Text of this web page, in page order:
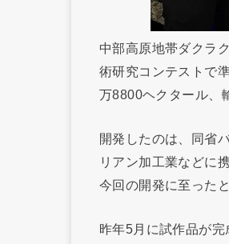
中部高原地帯ダクラ
術研究コンテストで
万8800ヘクタール、
開発したのは、同省
リアン加工業などに
今回の開発に至ったと
昨年5月に試作品が